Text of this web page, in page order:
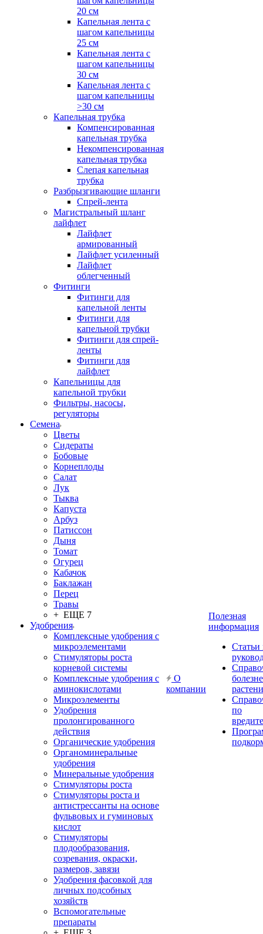
20 см
Капельная лента с
шагом капельницы
25 см
Капельная лента с
шагом капельницы
30 см
Капельная лента с
шагом капельницы
>30 см
Капельная трубка
Компенсированная
капельная трубка
Некомпенсированная
капельная трубка
Слепая капельная
трубка
Разбрызгивающие шланги
Спрей-лента
Магистральный шланг
лайфлет
Лайфлет
армированный
Лайфлет усиленный
Лайфлет
облегченный
Фитинги
Фитинги для
капельной ленты
Фитинги для
капельной трубки
Фитинги для спрей-
ленты
Фитинги для
лайфлет
Капельницы для
капельной трубки
Фильтры, насосы,
регуляторы
Семена
Цветы
Сидераты
Бобовые
Корнеплоды
Салат
Лук
Тыква
Капуста
Арбуз
Патиссон
Дыня
Томат
Огурец
Кабачок
Баклажан
Перец
Травы
+ ЕЩЕ 7
Удобрения
Комплексные удобрения с
микроэлементами
Стимуляторы роста
корневой системы
Комплексные удобрения с
аминокислотами
Микроэлементы
Удобрения
пролонгированного
действия
Органические удобрения
Органоминеральные
удобрения
Минеральные удобрения
Стимуляторы роста
Стимуляторы роста и
антистрессанты на основе
фульвовых и гуминовых
кислот
Стимуляторы
плодообразования,
созревания, окраски,
размеров, завязи
Удобрения фасовкой для
личных подсобных
хозяйств
Вспомогательные
препараты
О
компании
Полезная
информация
Статьи
по